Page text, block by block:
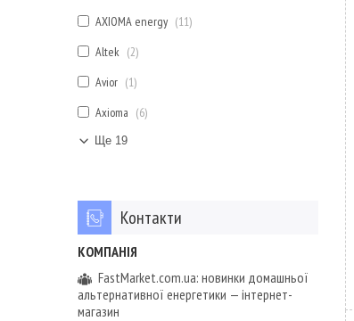
AXIOMA energy
11
Altek
2
Avior
1
Axioma
6
Ще 19
Контакти
FastMarket.com.ua: новинки домашньої
альтернативної енергетики — інтернет-
магазин